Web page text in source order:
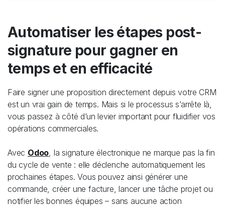
Automatiser les étapes post-
signature pour gagner en
temps et en efficacité
Faire signer une proposition directement depuis votre CRM
est un vrai gain de temps. Mais si le processus s’arrête là,
vous passez à côté d’un levier important pour fluidifier vos
opérations commerciales.
Avec Odoo, la signature électronique ne marque pas la fin
du cycle de vente : elle déclenche automatiquement les
prochaines étapes. Vous pouvez ainsi générer une
commande, créer une facture, lancer une tâche projet ou
notifier les bonnes équipes – sans aucune action